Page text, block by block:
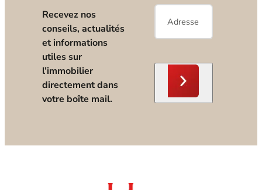
Recevez nos
conseils, actualités
et informations
utiles sur
l’immobilier
directement dans
votre boîte mail.
E-
mail*